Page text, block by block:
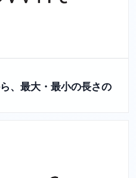
、最大・最小の長さの